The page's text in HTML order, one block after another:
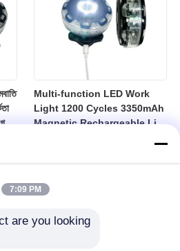
Multi-function LED Work
Light 1200 Cycles 3350mAh
Magnetic Rechargeable Li-
7:09 PM
are you looking